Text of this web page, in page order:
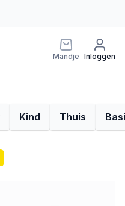
Mandje Inloggen
Kind Thuis